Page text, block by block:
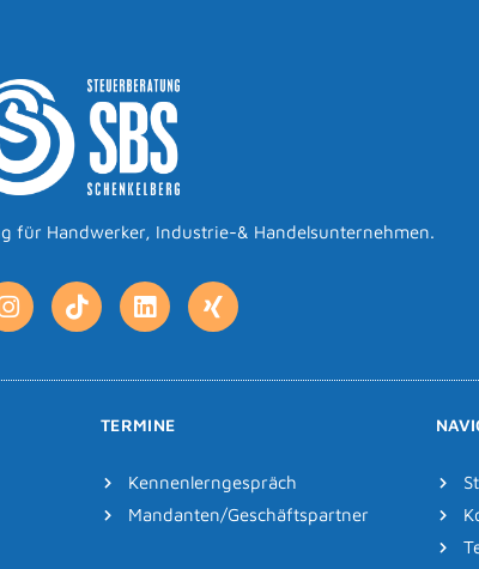
für Handwerker, Industrie-& Handelsunternehmen.
TERMINE
Kennenlerngespräch
Mandanten/Geschäftspartner